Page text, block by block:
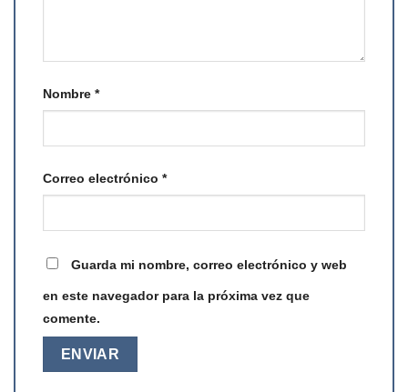
Nombre *
Correo electrónico *
Guarda mi nombre, correo electrónico y web
en este navegador para la próxima vez que
comente.